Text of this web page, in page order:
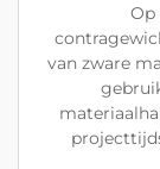
Op
van zware